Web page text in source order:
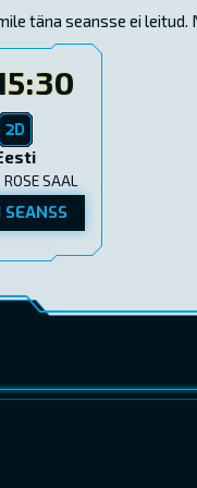
täna seansse ei leitud.
SAAL
SEANSS